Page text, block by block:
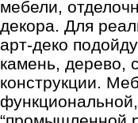
мебели,
декора. Для
арт-деко
камень, дерево,
конструкции.